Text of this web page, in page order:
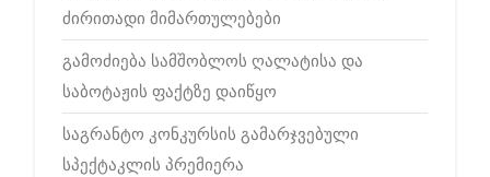
ძირითადი მიმართულებები
გამოძიება სამშობლოს ღალატისა და
საბოტაჟის ფაქტზე დაიწყო
საგრანტო კონკურსის გამარჯვებული
სპექტაკლის პრემიერა